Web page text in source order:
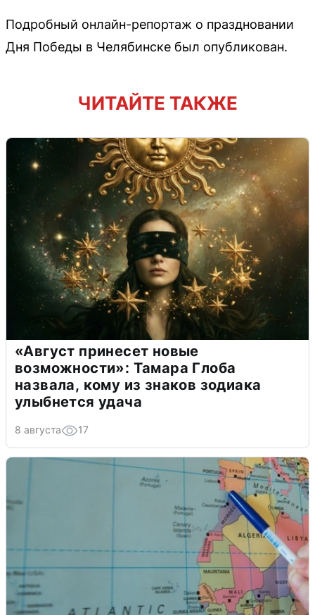
Подробный онлайн-репортаж о праздновании
Дня Победы в Челябинске был опубликован.
ЧИТАЙТЕ ТАКЖЕ
«Август принесет новые
возможности»: Тамара Глоба
назвала, кому из знаков зодиака
улыбнется удача
8 августа 17